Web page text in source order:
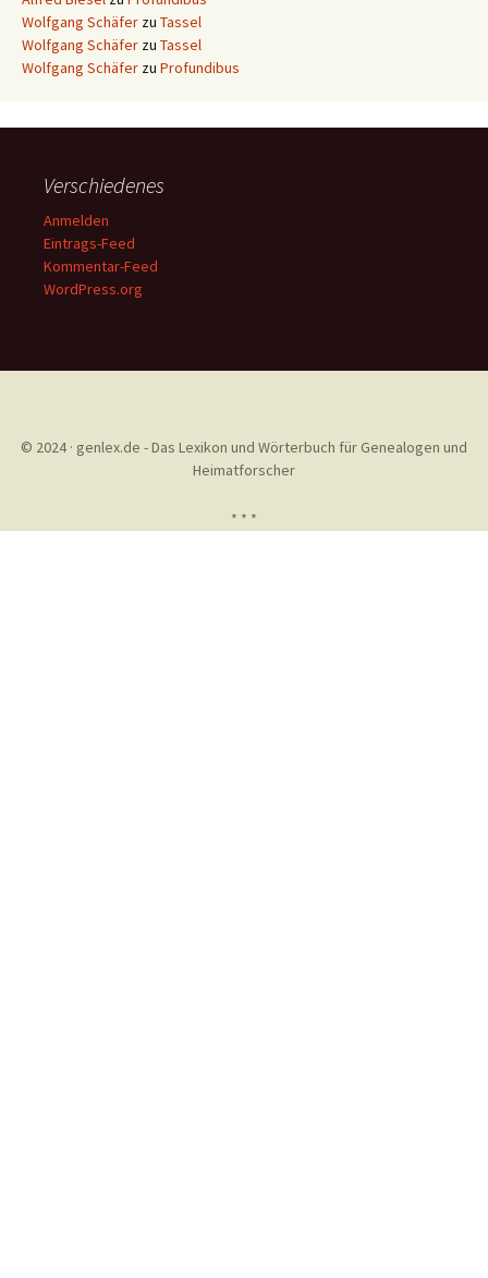
Wolfgang Schäfer zu Tassel
Wolfgang Schäfer zu Tassel
Wolfgang Schäfer zu Profundibus
Verschiedenes
Anmelden
Eintrags-Feed
Kommentar-Feed
WordPress.org
© 2024 · genlex.de - Das Lexikon und Wörterbuch für Genealogen und
Heimatforscher
* * *